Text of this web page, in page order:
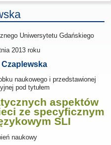
Uniwersytetu Gdańskiego
2013roku
Czaplewska
naukowego i przedstawionej
pod tytułem
aspektów
ze specyficznym
SLI
naukowy